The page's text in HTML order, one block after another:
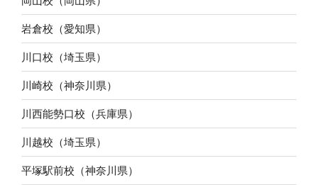
岩倉校（愛知県）
川口校（埼玉県）
川崎校（神奈川県）
川西能勢口校（兵庫県）
川越校（埼玉県）
平塚駅前校（神奈川県）